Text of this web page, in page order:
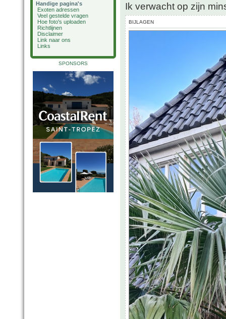
Handige pagina's
Exoten adressen
Veel gestelde vragen
Hoe foto's uploaden
Richtlijnen
Disclaimer
Link naar ons
Links
SPONSORS
Ik verwacht op zijn
BIJLAGEN